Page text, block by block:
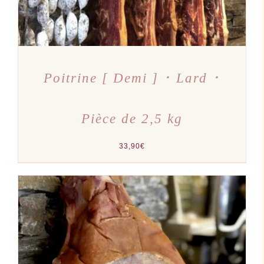
Poitrine [ Demi ] ･ Lard ･
Pièce de 2,5 kg
33,90€